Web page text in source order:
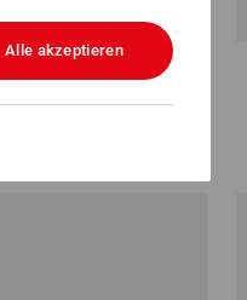
Set 118 Elektro
Alle akzeptieren